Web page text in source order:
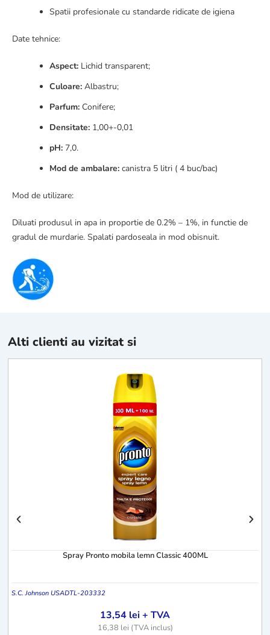
Spatii profesionale cu standarde ridicate de igiena
Date tehnice:
Aspect: Lichid transparent;
Culoare: Albastru;
Parfum: Conifere;
Densitate: 1,00+-0,01
pH: 7,0.
Mod de ambalare: canistra 5 litri ( 4 buc/bac)
Mod de utilizare:
Diluati produsul in apa in proportie de 0.2% – 1%, in functie de
gradul de murdarie. Spalati pardoseala in mod obisnuit.
Alti clienti au vizitat si
Spray Pronto mobila lemn Classic 400ML
S.C. Johnson USADTL-203332
13,54 lei+ TVA
16,38 lei (TVA inclus)